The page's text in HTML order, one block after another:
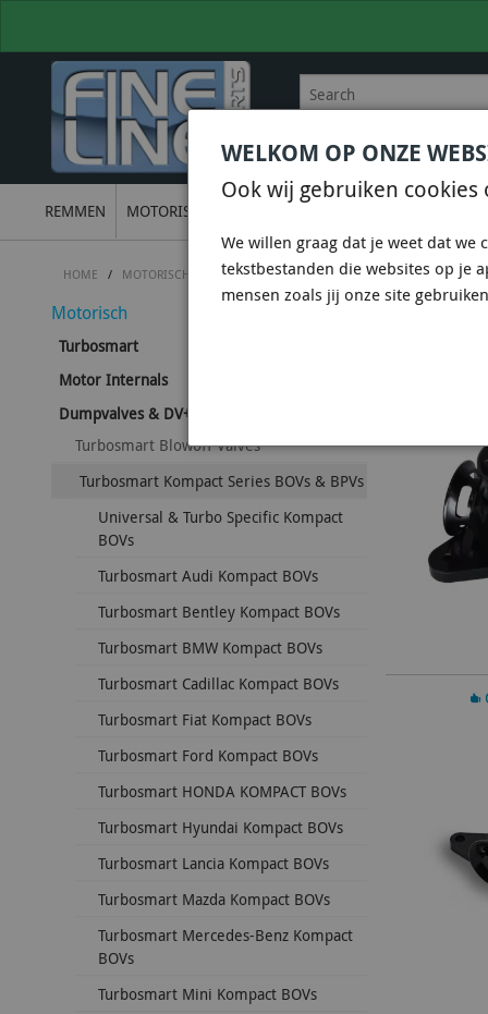
BEL +31 36 844 77 00
REMMEN MOTORISCH
HOME / MOTORISCH DUMPVALVES & DV+ & DVX / TURBOSMART
Motorisch
Turbosmart
Motor Internals
Dumpvalves & DV+ & DVX
Turbosmart Blowoff Valves
Turbosmart Kompact Series BOVs & BPVs
Universal & Turbo Specific Kompact
BOVs
Turbosmart Audi Kompact BOVs
Turbosmart Bentley Kompact BOVs
Turbosmart BMW Kompact BOVs
Turbosmart Cadillac Kompact BOVs
Turbosmart Fiat Kompact BOVs
Turbosmart Ford Kompact BOVs
Turbosmart HONDA KOMPACT BOVs
Turbosmart Hyundai Kompact BOVs
Turbosmart Lancia Kompact BOVs
Turbosmart Mazda Kompact BOVs
Turbosmart Mercedes-Benz Kompact
BOVs
Turbosmart Mini Kompact BOVs
WELKOM OP ONZE
Ook wij gebruiken cookies
We willen graag dat je weet dat we
tekstbestanden die websites op je
mensen zoals jij onze site